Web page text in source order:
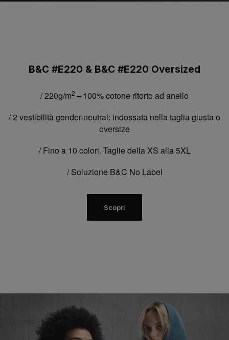
B&C #E220 & B&C #E220 Oversized
/ 220g/m2 – 100% cotone ritorto ad anello
/ 2 vestibilità gender-neutral: indossata nella taglia giusta o
oversize
/ Fino a 10 colori. Taglie della XS alla 5XL
/ Soluzione B&C No Label
Scopri